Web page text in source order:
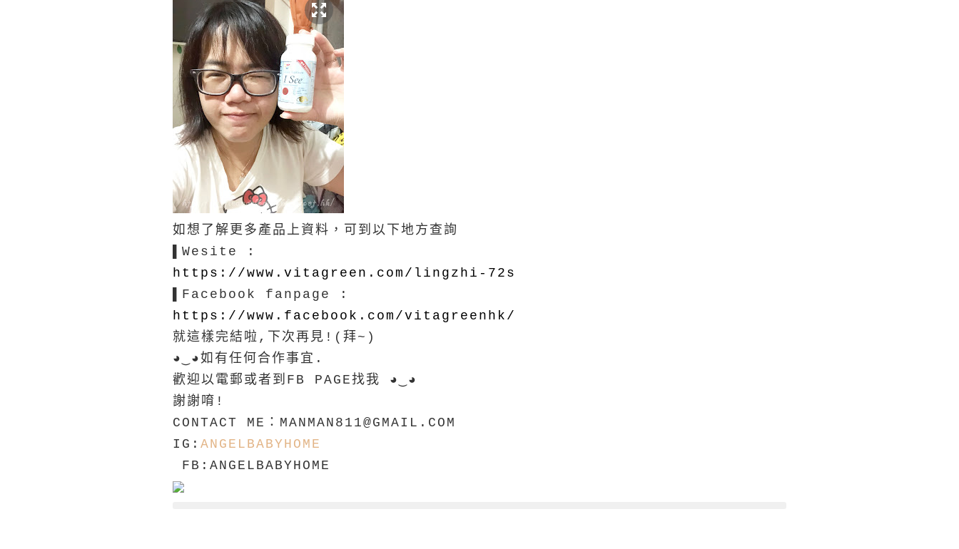
如想了解更多產品上資料，可到以下地方查詢
▌Wesite :
https://www.vitagreen.com/lingzhi-72s
▌Facebook fanpage :
https://www.facebook.com/vitagreenhk/
就這樣完結啦,下次再見!(拜~)
◕‿◕如有任何合作事宜.
歡迎以電郵或者到FB PAGE找我 ◕‿◕
謝謝唷!
CONTACT ME：MANMAN811@GMAIL.COM
IG: ANGELBABYHOME
FB:ANGELBABYHOME